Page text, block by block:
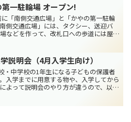
一駐輪場 オープン!
「南側交通広場」と「かやの第一駐輪
側交通広場」には、タクシー、送迎バ
などを作って、改札口への歩道には屋根
説明会（4月入学生向け）
・中学校の1年生になる子どもの保護者
入学までに用意する物や、入学してから
よって説明会のやり方が違うので、以下